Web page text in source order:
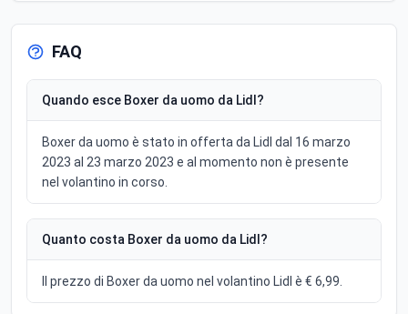
FAQ
Quando esce Boxer da uomo da Lidl?
Boxer da uomo è stato in offerta da Lidl dal 16 marzo
2023 al 23 marzo 2023 e al momento non è presente
nel volantino in corso.
Quanto costa Boxer da uomo da Lidl?
Il prezzo di Boxer da uomo nel volantino Lidl è € 6,99.